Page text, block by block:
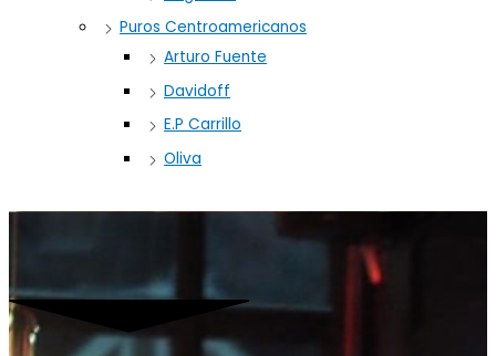
Puros Centroamericanos
Arturo Fuente
Davidoff
E.P Carrillo
Oliva